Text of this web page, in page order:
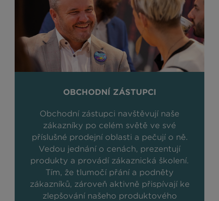
OBCHODNÍ ZÁSTUPCI
Obchodní zástupci navštěvují naše
zákazníky po celém světě ve své
příslušné prodejní oblasti a pečují o ně.
Vedou jednání o cenách, prezentují
produkty a provádí zákaznická školení.
Tím, že tlumočí přání a podněty
zákazníků, zároveň aktivně přispívají ke
zlepšování našeho produktového